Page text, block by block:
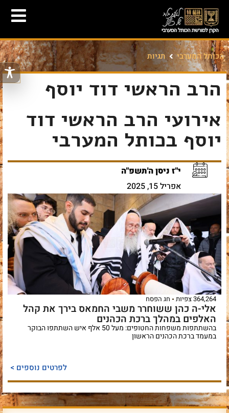
הכותל המערבי תגיות
הרב הראשי דוד יוסף
אירועי הרב הראשי דוד
יוסף בכותל המערבי
י"ז ניסן ה'תשפ"ה
אפריל 15, 2025
364,264 צפיות חג הפסח
אלי-ה כהן ששוחרר משבי החמאס בירך את קהל
האלפים במהלך ברכת הכהנים
בהשתתפות משפחות החטופים: מעל 50 אלף איש השתתפו הבוקר
במעמד ברכת הכהנים הראשון
לפרטים נוספים >